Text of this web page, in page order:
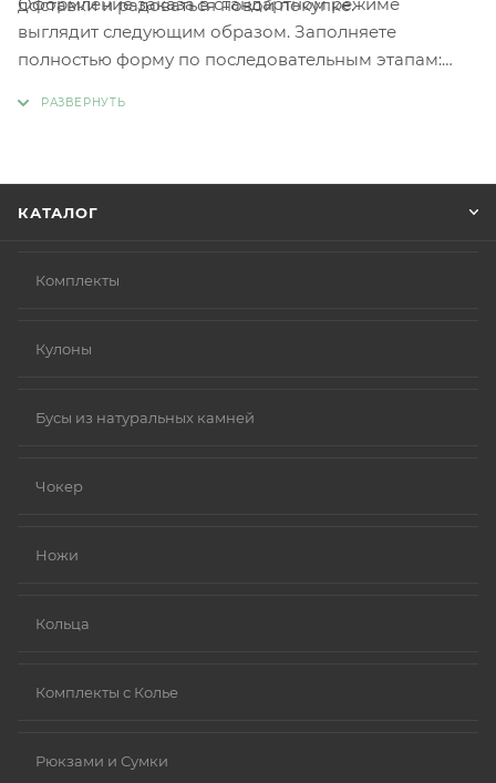
доставки и радоваться новой покупке.
Оформление заказа в стандартном режиме
выглядит следующим образом. Заполняете
полностью форму по последовательным этапам:
КАТАЛОГ
Комплекты
Кулоны
Бусы из натуральных камней
Чокер
Ножи
Кольца
Комплекты с Колье
Рюкзами и Сумки